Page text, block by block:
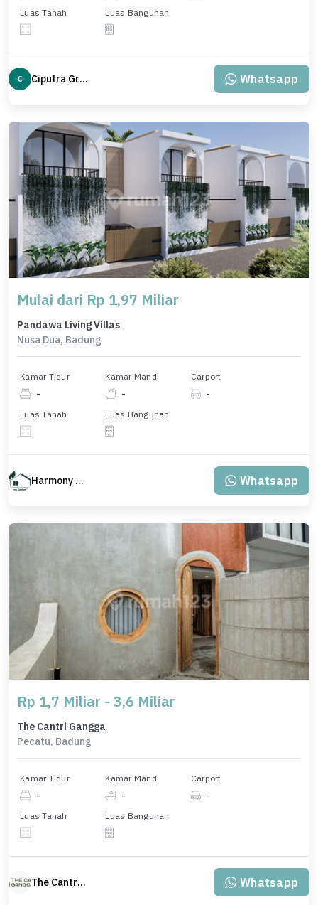
Luas Tanah Luas Bangunan
Ciputra Group Whatsapp
Mulai dari Rp 1,97 Miliar
Pandawa Living Villas
Nusa Dua, Badung
Kamar Tidur
-
Kamar Mandi
-
Carport
-
Luas Tanah Luas Bangunan
Harmony Property Whatsapp
Rp 1,7 Miliar - 3,6 Miliar
The Cantri Gangga
Pecatu, Badung
Kamar Tidur
-
Kamar Mandi
-
Carport
-
Luas Tanah Luas Bangunan
The Cantri Gangga Whatsapp